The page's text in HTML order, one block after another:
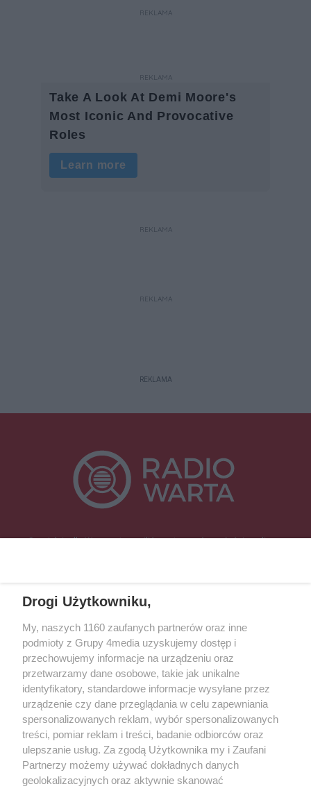
w jeden system.
REKLAMA
REKLAMA
REKLAMA
REKLAMA
REKLAMA
Specjalnie dla Was postanowiliśmy stworzyć rozgłośnię radiową
Śrem, Jarocin, Gniezno, Ostrów Wlkp.).
Kontakt Reklama Patronat
Dane firmowe
Regulamin serwisu i ogłoszeń drobnych
Regulamin konkursów
Polityka prywatności
Przetwarzanie danych osobowych
Zapisz się do newslettera
Dołącz do grona ludzi najlepiej poinformowanych!
Zapisz się »
Drogi Użytkowniku,
My, naszych 1160 zaufanych partnerów oraz inne
podmioty z Grupy 4media uzyskujemy dostęp i
przechowujemy informacje na urządzeniu oraz
przetwarzamy dane osobowe, takie jak unikalne
identyfikatory, standardowe informacje wysyłane przez
urządzenie czy dane przeglądania w celu zapewniania
spersonalizowanych reklam, wybór spersonalizowanych
treści, pomiar reklam i treści, badanie odbiorców oraz
ulepszanie usług. Za zgodą Użytkownika my i Zaufani
Partnerzy możemy używać dokładnych danych
geolokalizacyjnych oraz aktywnie skanować